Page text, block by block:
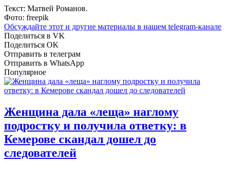
Текст: Матвей Романов.
Фото: freepik
Обсуждайте этот и другие материалы в нашем telegram-канале
Поделиться в VK
Поделиться OK
Отправить в телеграм
Отправить в WhatsApp
Популярное
Женщина дала «леща» наглому
подростку и получила ответку: в
Кемерове скандал дошел до
следователей